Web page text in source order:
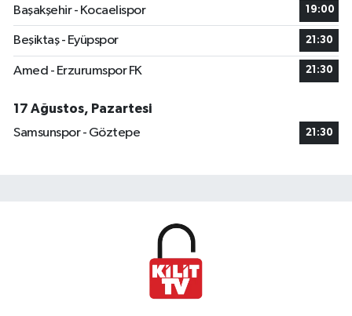
Başakşehir - Kocaelispor
19:00
Beşiktaş - Eyüpspor 21:30
Amed - Erzurumspor FK 21:30
17 Ağustos, Pazartesi
Samsunspor - Göztepe
21:30